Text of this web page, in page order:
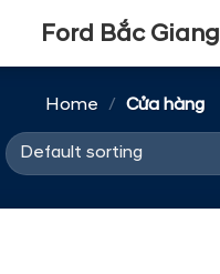
Ford Bắc Giang
Home / Cửa hàng